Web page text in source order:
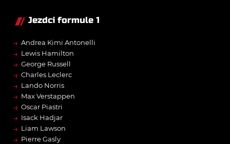
Jezdci formule 1
→ Andrea Kimi Antonelli
→ Lewis Hamilton
→ George Russell
→ Charles Leclerc
→ Lando Norris
→ Max Verstappen
→ Oscar Piastri
→ Isack Hadjar
→ Liam Lawson
→ Pierre Gasly